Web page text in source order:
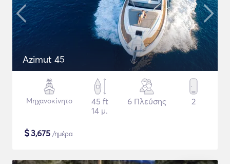
Azimut 45
Μηχανοκίνητο
45 ft
14 μ.
6 Πλεύσης 2
$3,675 /ημέρα